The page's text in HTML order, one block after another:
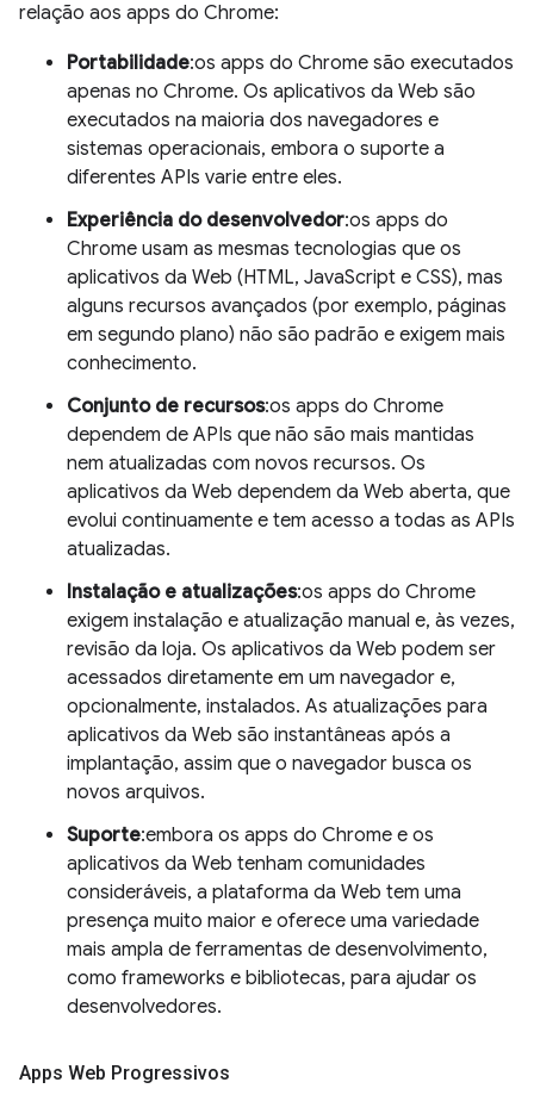
relação aos apps do Chrome:
Portabilidade:os apps do Chrome são executados
apenas no Chrome. Os aplicativos da Web são
executados na maioria dos navegadores e
sistemas operacionais, embora o suporte a
diferentes APIs varie entre eles.
Experiência do desenvolvedor:os apps do
Chrome usam as mesmas tecnologias que os
aplicativos da Web (HTML, JavaScript e CSS), mas
alguns recursos avançados (por exemplo, páginas
em segundo plano) não são padrão e exigem mais
conhecimento.
Conjunto de recursos:os apps do Chrome
dependem de APIs que não são mais mantidas
nem atualizadas com novos recursos. Os
aplicativos da Web dependem da Web aberta, que
evolui continuamente e tem acesso a todas as APIs
atualizadas.
Instalação e atualizações:os apps do Chrome
exigem instalação e atualização manual e, às vezes,
revisão da loja. Os aplicativos da Web podem ser
acessados diretamente em um navegador e,
opcionalmente, instalados. As atualizações para
aplicativos da Web são instantâneas após a
implantação, assim que o navegador busca os
novos arquivos.
Suporte:embora os apps do Chrome e os
aplicativos da Web tenham comunidades
consideráveis, a plataforma da Web tem uma
presença muito maior e oferece uma variedade
mais ampla de ferramentas de desenvolvimento,
como frameworks e bibliotecas, para ajudar os
desenvolvedores.
Apps Web Progressivos